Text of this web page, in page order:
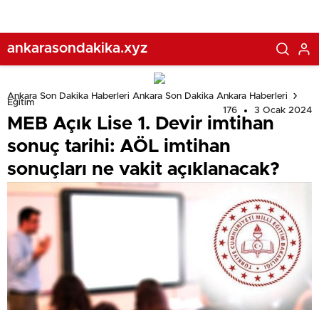
ankarasondakika.xyz
Ankara Son Dakika Haberleri Ankara Son Dakika Ankara Haberleri
Eğitim
176
3 Ocak 2024
MEB Açık Lise 1. Devir imtihan
sonuç tarihi: AÖL imtihan
sonuçları ne vakit açıklanacak?